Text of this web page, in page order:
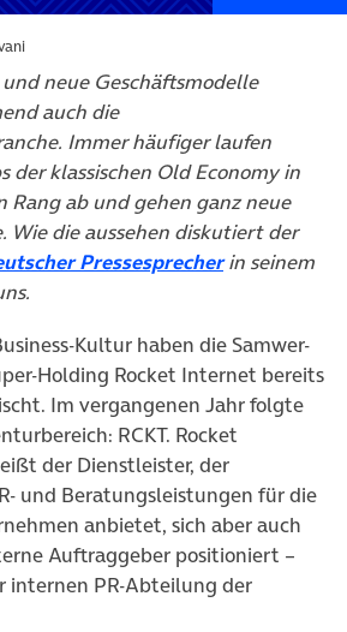
neue Geschäftsmodelle
auch die
Immer häufiger laufen
der klassischen Old Economy in
Rang ab und gehen ganz neue
Wie die aussehen diskutiert der
Pressesprecherin seinem
Kultur haben die Samwer-
Holding Rocket Internet bereits
Im vergangenen Jahr folgte
RCKT. Rocket
der Dienstleister, der
und Beratungsleistungen für die
anbietet, sich aber auch
Auftraggeber positioniert –
internen PR-Abteilung der